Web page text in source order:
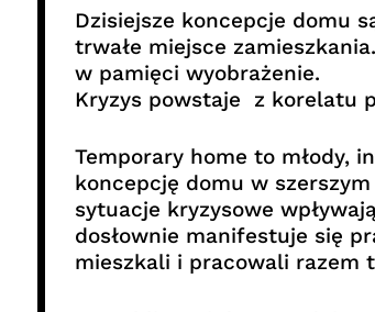
Dzisiejsze koncepcje domu
trwałe miejsce
w pamięci wyobrażenie.
Kryzys powstaje z korelatu
Temporary home to młody,
koncepcję domu w
sytuacje kryzysowe
dosłownie manifestuje się
mieszkali i pracowali razem